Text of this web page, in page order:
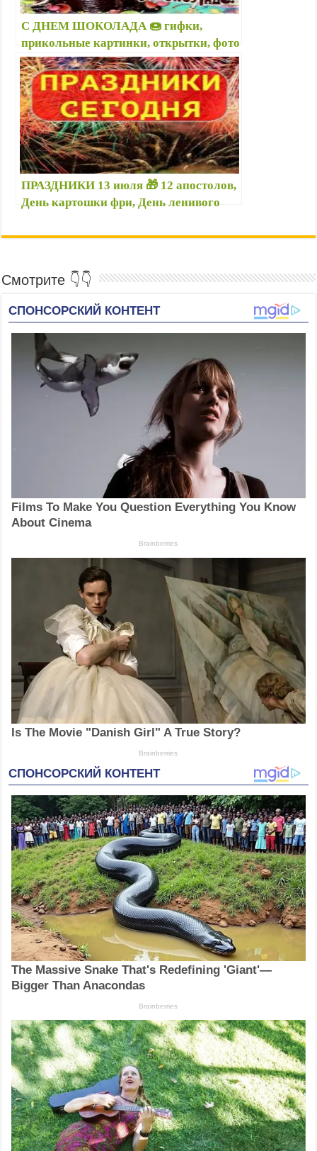
С ДНЕМ ШОКОЛАДА 🍩 гифки,
прикольные картинки, открытки, фото
— Когда праздник шоколада? —
Красивые статусы и проза,
поздравления
ПРАЗДНИКИ 13 июля 🎁 12 апостолов,
День картошки фри, День ленивого
Смотрите 👇👇